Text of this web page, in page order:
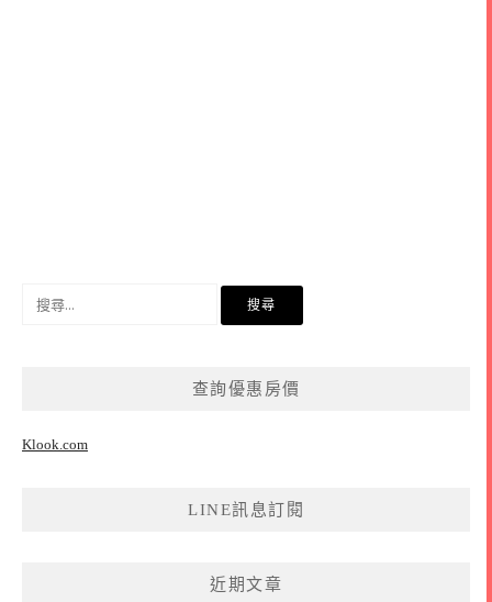
查詢優惠房價
Klook.com
LINE訊息訂閱
近期文章